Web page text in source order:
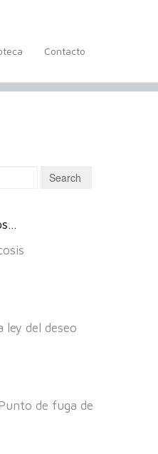
Contacto
ley del deseo
de fuga de